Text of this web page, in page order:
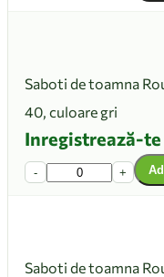
Saboti de toamna
40, culoare gri
Inregistrează-
- +
Saboti de toamna